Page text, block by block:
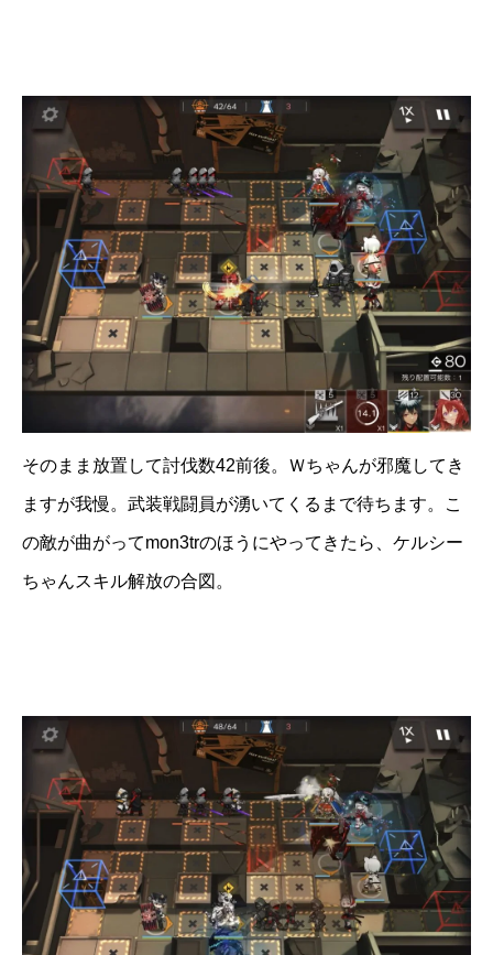
そのまま放置して討伐数42前後。Ｗちゃんが邪魔してき
ますが我慢。武装戦闘員が湧いてくるまで待ちます。こ
の敵が曲がってmon3trのほうにやってきたら、ケルシー
ちゃんスキル解放の合図。